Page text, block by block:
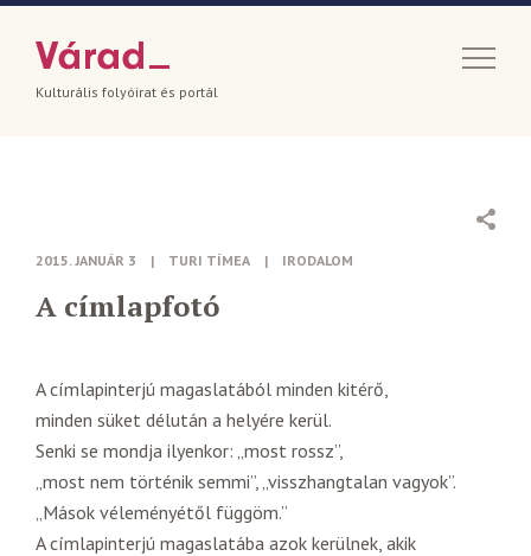
Kulturális folyóirat és portál
2015. JANUÁR 3 | TURI TÍMEA | IRODALOM
A címlapfotó
A címlapinterjú magaslatából minden kitérő,
minden süket délután a helyére kerül.
Senki se mondja ilyenkor: „most rossz”,
„most nem történik semmi”, „visszhangtalan vagyok”.
„Mások véleményétől függöm.”
A címlapinterjú magaslatába azok kerülnek, akik